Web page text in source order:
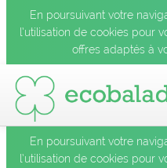
En poursuivant votre
l’utilisation de cookies pour
offres adaptés à
En poursuivant votre
l’utilisation de cookies pour